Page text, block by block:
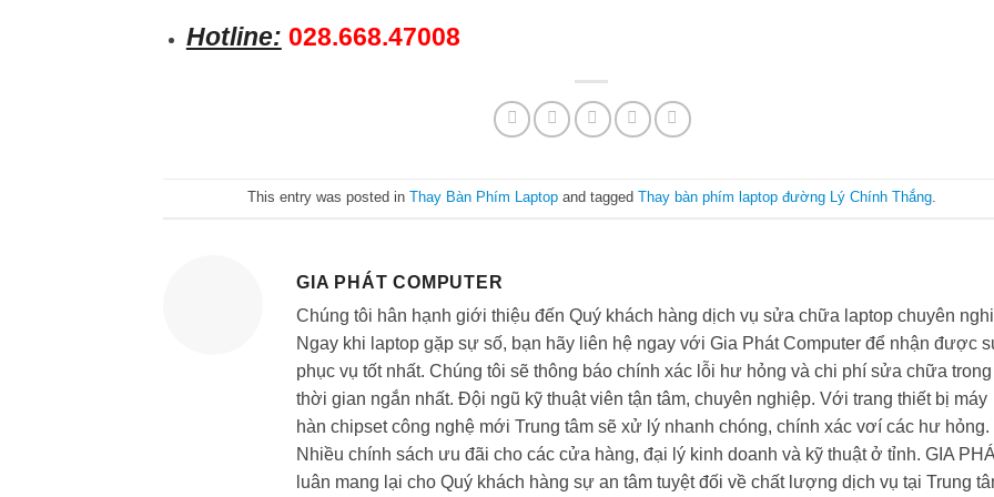
Hotline: 028.668.47008
This entry was posted in Thay Bàn Phím Laptopand tagged Thay bàn phím laptop đường Lý Chính Thắng.
GIA PHÁT COMPUTER
Chúng tôi hân hạnh giới thiệu đến Quý khách hàng dịch vụ sửa chữa laptop chuyên
Ngay khi laptop gặp sự số, bạn hãy liên hệ ngay với Gia Phát Computer để nhận được
phục vụ tốt nhất. Chúng tôi sẽ thông báo chính xác lỗi hư hỏng và chi phí sửa chữa trong
thời gian ngắn nhất. Đội ngũ kỹ thuật viên tận tâm, chuyên nghiệp. Với trang thiết bị máy
hàn chipset công nghệ mới Trung tâm sẽ xử lý nhanh chóng, chính xác vơí các hư hỏng.
Nhiều chính sách ưu đãi cho các cửa hàng, đại lý kinh doanh và kỹ thuật ở tỉnh. GIA
luân mang lại cho Quý khách hàng sự an tâm tuyệt đối về chất lượng dịch vụ tại Trung